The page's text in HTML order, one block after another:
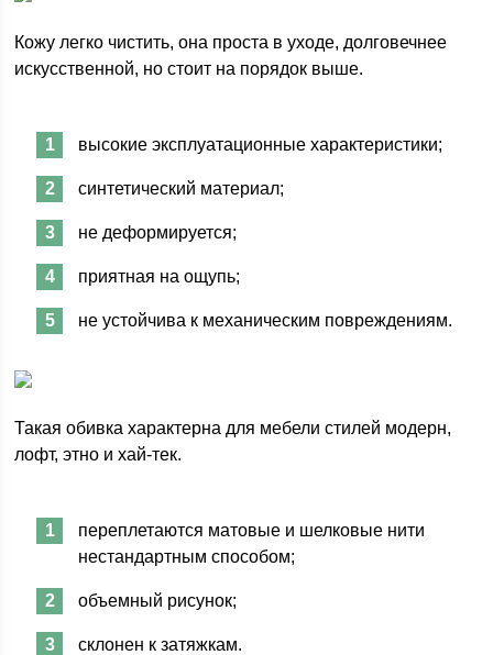
Кожу легко чистить, она проста в уходе, долговечнее
искусственной, но стоит на порядок выше.
высокие эксплуатационные характеристики;
синтетический материал;
не деформируется;
приятная на ощупь;
не устойчива к механическим повреждениям.
Такая обивка характерна для мебели стилей модерн,
лофт, этно и хай-тек.
переплетаются матовые и шелковые нити
нестандартным способом;
объемный рисунок;
склонен к затяжкам.